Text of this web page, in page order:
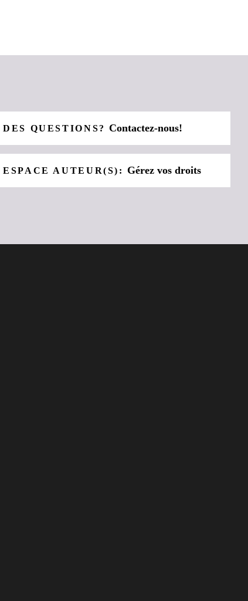
DES QUESTIONS?Contactez-nous!
ESPACE AUTEUR(S): Gérez vos droits